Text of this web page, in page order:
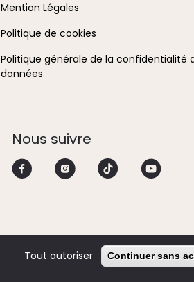
Mention Légales
Politique de cookies
Politique générale de la confidentialité
données
Nous suivre
Tout autoriser Continuer sans